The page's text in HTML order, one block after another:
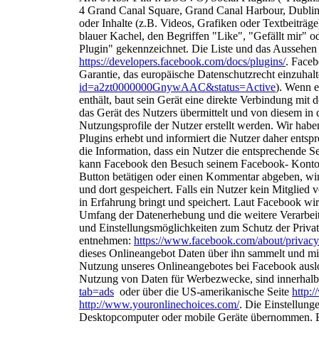
4 Grand Canal Square, Grand Canal Harbour,
oder Inhalte (z.B. Videos, Grafiken oder
blauer Kachel, den Begriffen "Like", "Gefällt mir"
Plugin" gekennzeichnet. Die Liste und das
https://developers.facebook.com/docs/plugins/.
Garantie, das europäische Datenschutzrecht
id=a2zt0000000GnywAAC&status=Active). Wenn
enthält, baut sein Gerät eine direkte Verbindung mit
das Gerät des Nutzers übermittelt und von diesem in
Nutzungsprofile der Nutzer erstellt werden. Wir
Plugins erhebt und informiert die Nutzer daher
die Information, dass ein Nutzer die entsprechende
kann Facebook den Besuch seinem Facebook-
Button betätigen oder einen Kommentar abgeben,
und dort gespeichert. Falls ein Nutzer kein Mitglied
in Erfahrung bringt und speichert. Laut Facebook
Umfang der Datenerhebung und die weitere
und Einstellungsmöglichkeiten zum Schutz der
entnehmen: https://www.facebook.com/about/
dieses Onlineangebot Daten über ihn sammelt und
Nutzung unseres Onlineangebotes bei Facebook
Nutzung von Daten für Werbezwecke, sind
tab=ads oder über die US-amerikanische Seite
http://www.youronlinechoices.com/. Die
Desktopcomputer oder mobile Geräte übernommen.